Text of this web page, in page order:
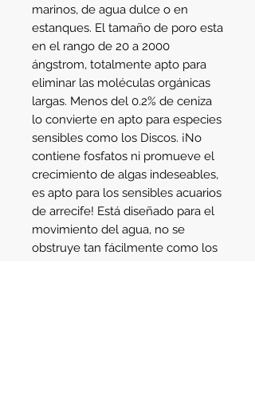
marinos, de agua dulce o en
estanques. El tamaño de poro esta
en el rango de 20 a 2000
ángstrom, totalmente apto para
eliminar las moléculas orgánicas
largas. Menos del 0.2% de ceniza
lo convierte en apto para especies
sensibles como los Discos. ¡No
contiene fosfatos ni promueve el
crecimiento de algas indeseables,
es apto para los sensibles acuarios
de arrecife! Está diseñado para el
movimiento del agua, no se
obstruye tan fácilmente como los